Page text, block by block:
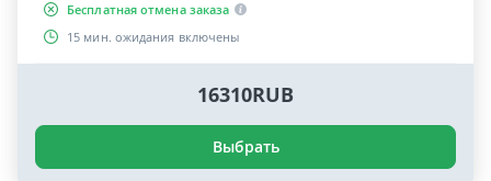
Бесплатная отмена заказа
15 мин. ожидания включены
16310RUB
Выбрать